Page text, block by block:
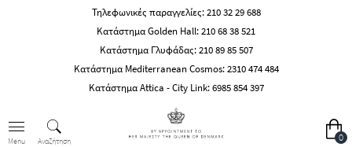
Τηλεφωνικές παραγγελίες:210 32 29 688
Κατάστημα Golden Hall:210 68 38 521
Κατάστημα Γλυφάδας:210 89 85 507
Κατάστημα Mediterranean Cosmos:2310 474 484
Κατάστημα Attica - City Link:6985 854 397
Menu Αναζήτηση 0